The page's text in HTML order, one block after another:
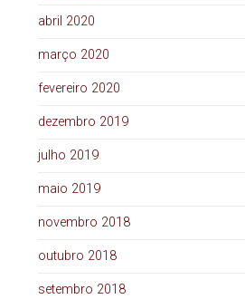
abril 2020
março 2020
fevereiro 2020
dezembro 2019
julho 2019
maio 2019
novembro 2018
outubro 2018
setembro 2018